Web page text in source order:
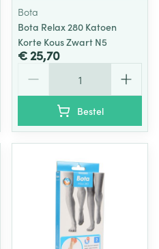
Bota
Bota Relax 280 Katoen
Korte Kous Zwart N5
€ 25,70
Bestel